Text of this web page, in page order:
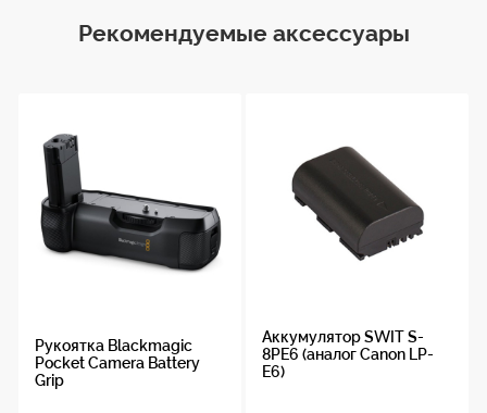
Рекомендуемые аксессуары
Рукоятка Blackmagic
Pocket Camera Battery
Grip
Аккумулятор SWIT S-
8PE6 (аналог Canon LP-
E6)